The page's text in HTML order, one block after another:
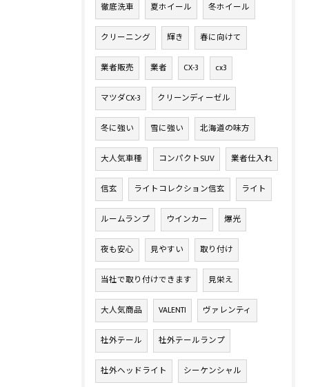
徹底洗車 夏ホイール 冬ホイール
クリーニング 輝き 春に向けて
業者販売 業者 CX-3 cx3
マツダCX-3 クリーンディーゼル
冬に強い 雪に強い 北海道の味方
大人気車種 コンパクトSUV 業者仕入れ
信玄 ライトコレクション信玄 ライト
ルームランプ ウインカー 爆光
夜も安心 見やすい 取り付け
当社で取り付けできます 見栄え
大人気商品 VALENTI ヴァレンティ
社外テール 社外テールランプ
社外ヘッドライト シーケンシャル